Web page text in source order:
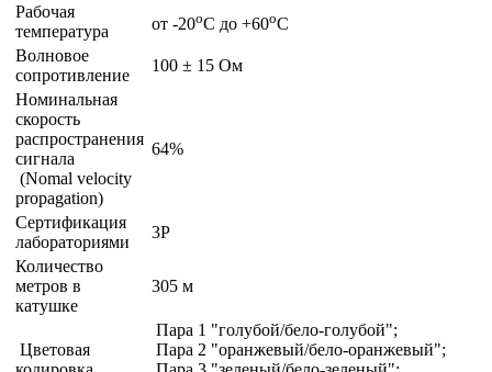
Рабочая
температура
от -20oС до +60oС
Волновое
сопротивление
100 ± 15 Ом
Номинальная
скорость
распространения
сигнала
(Nomal velocity
propagation)
64%
Сертификация
лабораториями
3P
Количество
метров в
катушке
305 м
Цветовая
Пара 1 "голубой/бело-голубой";
Пара 2 "оранжевый/бело-оранжевый";